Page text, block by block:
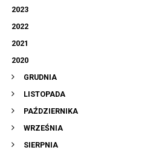
2023
2022
2021
2020
GRUDNIA
LISTOPADA
PAŹDZIERNIKA
WRZEŚNIA
SIERPNIA